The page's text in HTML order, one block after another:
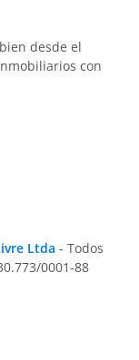
desde el
con
Ltda - Todos
0001-88